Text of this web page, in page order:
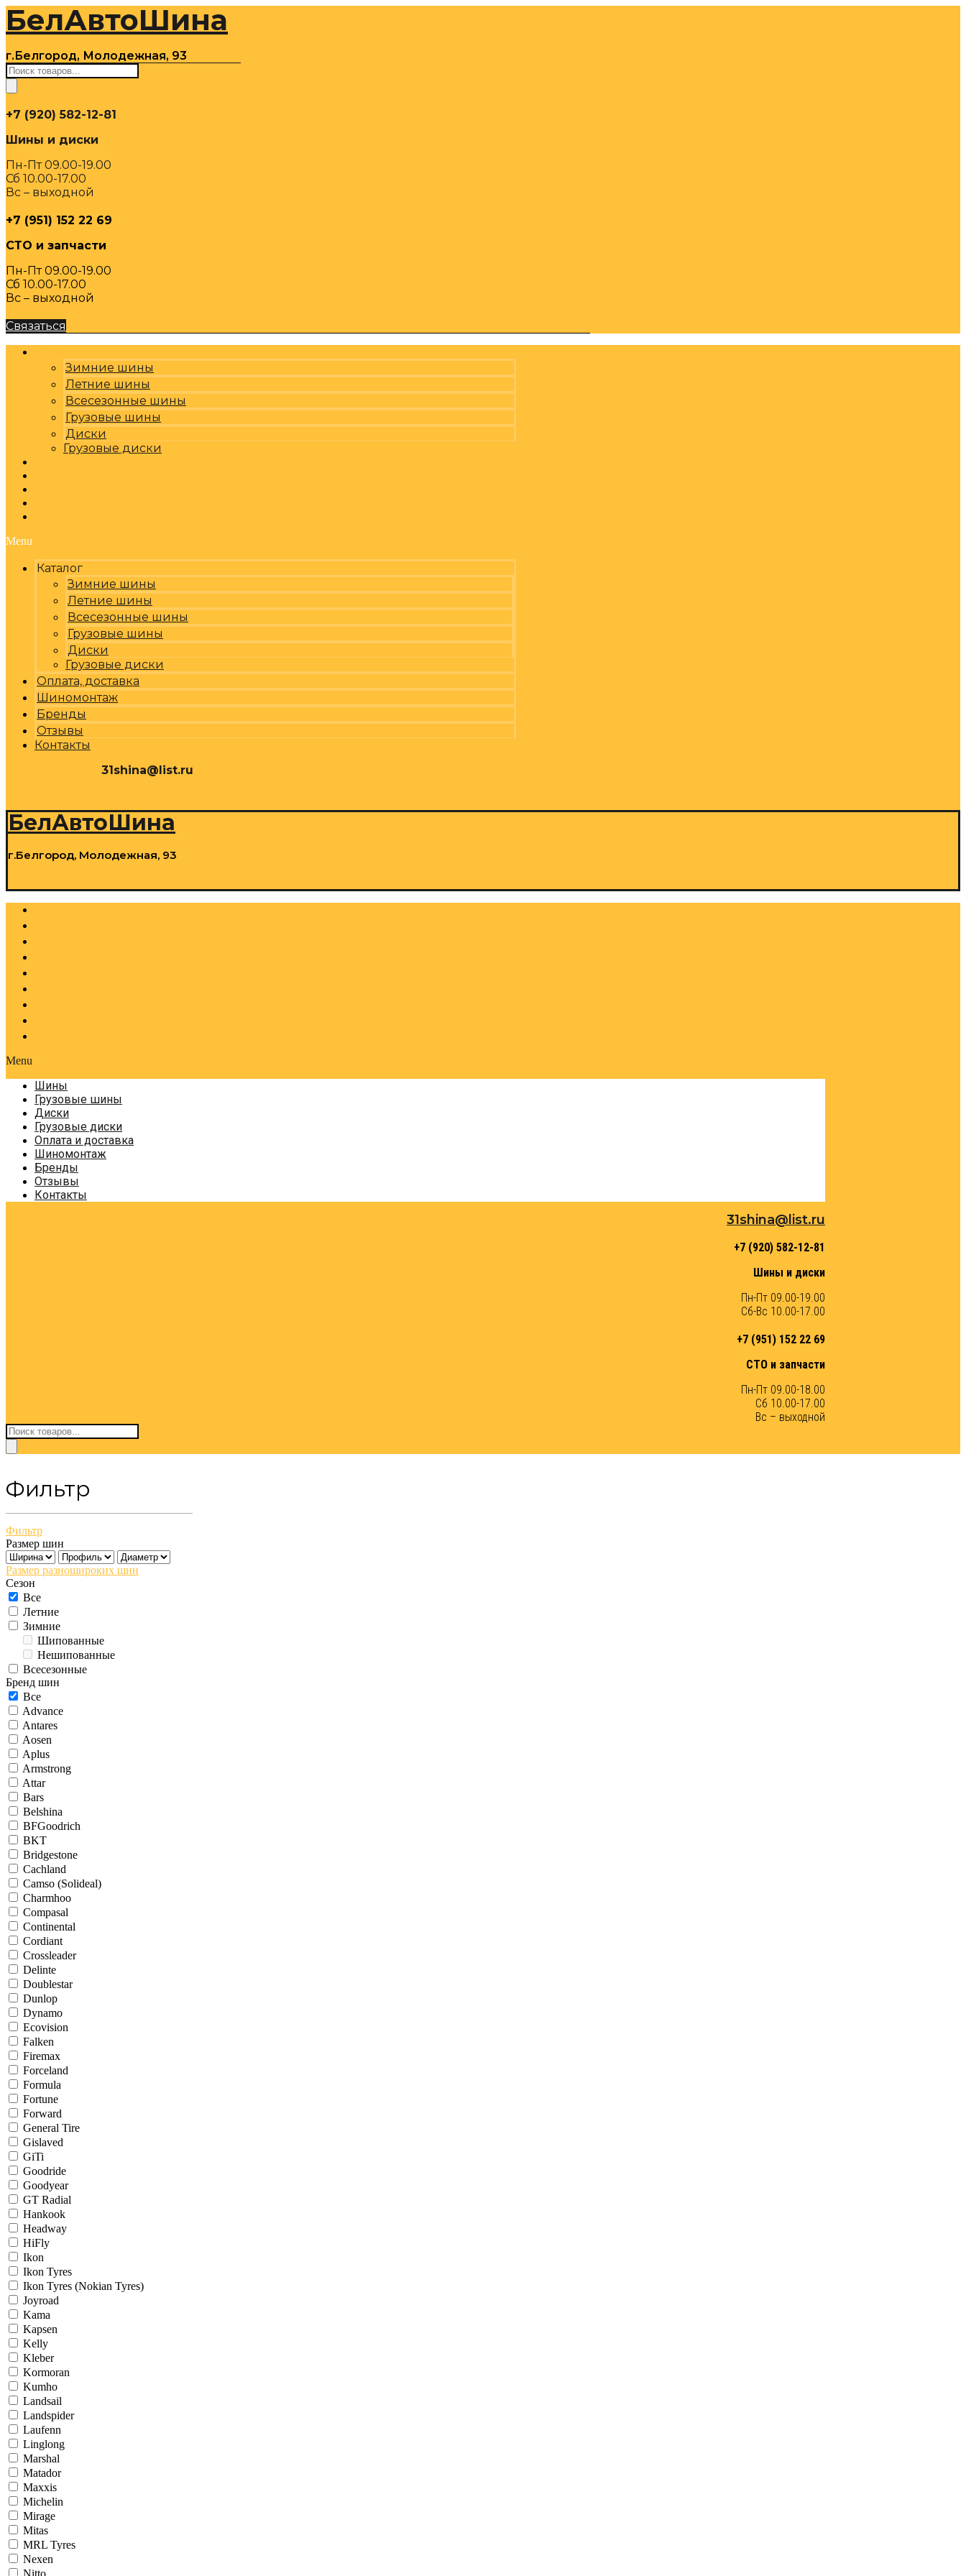
Перейти
содержимому
БелАвтоШина
г.Белгород, Молодежная, 93
Поиск
товаров
+7 (920) 582-12-81
Шины и диски
Пн-Пт 09.00-19.00
Сб 10.00-17.00
Вс – выходной
+7 (951) 152 22 69
СТО и запчасти
Пн-Пт 09.00-19.00
Сб 10.00-17.00
Вс – выходной
Связаться
Зимние шины
Летние шины
Всесезонные шины
Грузовые шины
Диски
Грузовые диски
Menu
Каталог
Зимние шины
Летние шины
Всесезонные шины
Грузовые шины
Диски
Грузовые диски
Оплата, доставка
Шиномонтаж
Бренды
Отзывы
Контакты
31shina@list.ru
БелАвтоШина
г.Белгород, Молодежная, 93
Menu
Шины
Грузовые шины
Диски
Грузовые диски
Оплата и доставка
Шиномонтаж
Бренды
Отзывы
Контакты
31shina@list.ru
+7 (920) 582-12-81
Шины и диски
Пн-Пт 09.00-19.00
Сб-Вс 10.00-17.00
+7 (951) 152 22 69
СТО и запчасти
Пн-Пт 09.00-18.00
Сб 10.00-17.00
Вс – выходной
Поиск
товаров
Фильтр
Фильтр
Размер шин
Размер разношироких шин
Сезон
Все
Летние
Зимние
Шипованные
Нешипованные
Всесезонные
Бренд шин
Все
Advance
Antares
Aosen
Aplus
Armstrong
Attar
Bars
Belshina
BFGoodrich
BKT
Bridgestone
Cachland
Camso (Solideal)
Charmhoo
Compasal
Continental
Cordiant
Crossleader
Delinte
Doublestar
Dunlop
Dynamo
Ecovision
Falken
Firemax
Forceland
Formula
Fortune
Forward
General Tire
Gislaved
GiTi
Goodride
Goodyear
GT Radial
Hankook
Headway
HiFly
Ikon
Ikon Tyres
Ikon Tyres (Nokian Tyres)
Joyroad
Kama
Kapsen
Kelly
Kleber
Kormoran
Kumho
Landsail
Landspider
Laufenn
Linglong
Marshal
Matador
Maxxis
Michelin
Mirage
Mitas
MRL Tyres
Nexen
Nitto